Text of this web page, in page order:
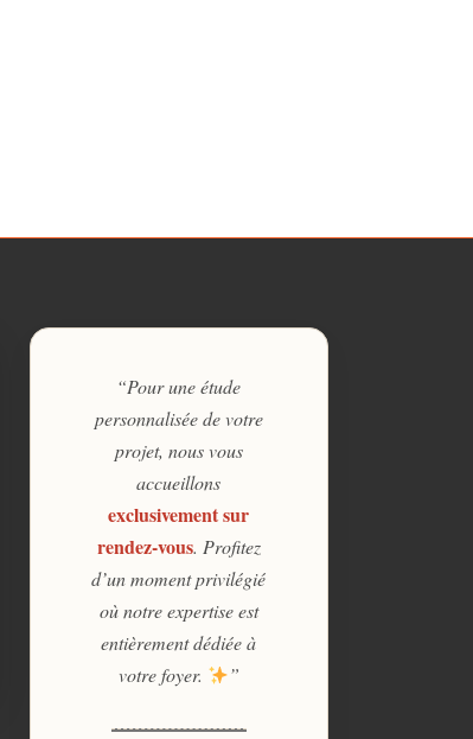
“Pour une étude
personnalisée de votre
projet, nous vous
accueillons
exclusivement sur
rendez-vous. Profitez
d’un moment privilégié
où notre expertise est
entièrement dédiée à
votre foyer.
”